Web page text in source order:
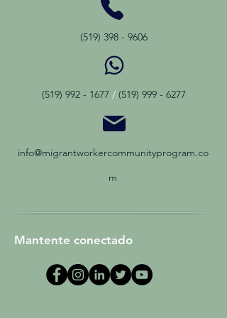
(519) 398 - 9606
(519) 992 - 1677 / (519) 999 - 6277
info@migrantworkercommunityprogram.co
m
Mantente conectado